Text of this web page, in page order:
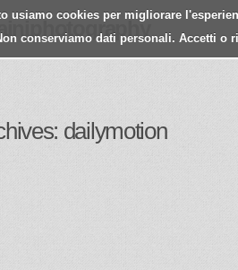
usiamo cookies per migliorare
conserviamo dati personali. Accetti o
dailymotion